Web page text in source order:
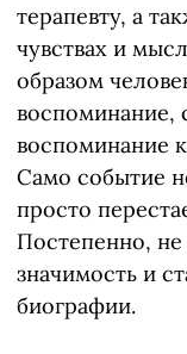
терапевту, а
чувствах и
образом
воспоминание,
воспоминание
Само событие
просто
Постепенно, не
значимость и
биографии.